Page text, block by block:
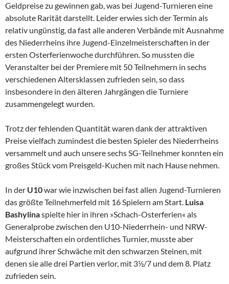
Geldpreise zu gewinnen gab, was bei Jugend-Turnieren eine
absolute Rarität darstellt. Leider erwies sich der Termin als
relativ ungünstig, da fast alle anderen Verbände mit Ausnahme
des Niederrheins ihre Jugend-Einzelmeisterschaften in der
ersten Osterferienwoche durchführen. So mussten die
Veranstalter bei der Premiere mit 50 Teilnehmern in sechs
verschiedenen Altersklassen zufrieden sein, so dass
insbesondere in den älteren Jahrgängen die Turniere
zusammengelegt wurden.
Trotz der fehlenden Quantität waren dank der attraktiven
Preise vielfach zumindest die besten Spieler des Niederrheins
versammelt und auch unsere sechs SG-Teilnehmer konnten ein
großes Stück vom Preisgeld-Kuchen mit nach Hause nehmen.
In der U10war wie inzwischen bei fast allen Jugend-Turnieren
das größte Teilnehmerfeld mit 16 Spielern am Start. Luisa
Bashylinaspielte hier in ihren »Schach-Osterferien« als
Generalprobe zwischen den U10-Niederrhein- und NRW-
Meisterschaften ein ordentliches Turnier, musste aber
aufgrund ihrer Schwäche mit den schwarzen Steinen, mit
denen sie alle drei Partien verlor, mit 3½/7 und dem 8. Platz
zufrieden sein.